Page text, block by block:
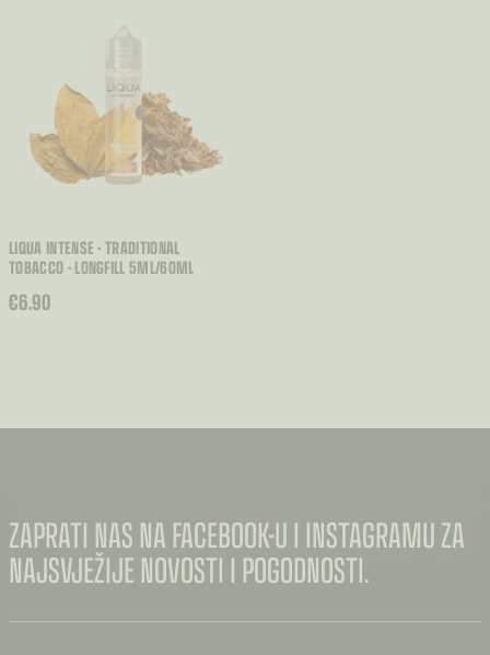
LIQUA INTENSE - TRADITIONAL
TOBACCO - LONGFILL 5ML/60ML
€6.90
ZAPRATI NAS NA FACEBOOK-U I INSTAGRAMU ZA
NAJSVJEŽIJE NOVOSTI I POGODNOSTI.